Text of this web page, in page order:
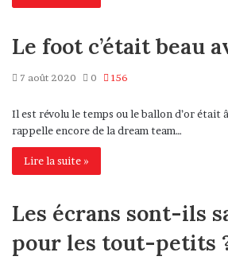
Le foot c’était beau
7 août 2020 0 156
Il est révolu le temps ou le ballon d’or était
rappelle encore de la dream team…
Lire la suite »
Les écrans sont-ils
pour les tout-petits